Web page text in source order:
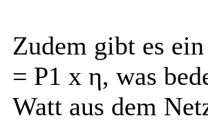
Zudem gibt es
= P1 x η, was
Watt aus dem